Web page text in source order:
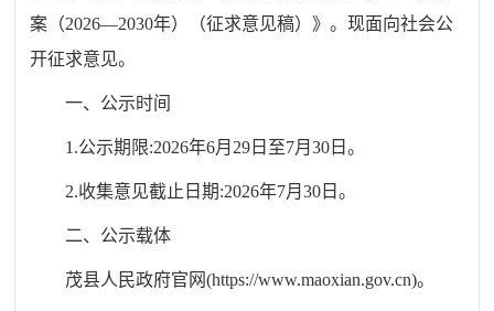
案（2026—2030年）
（征求意见稿）》。现面向社会公
开征求意见。
一、公示时间
1.公示期限:2026年6月 29 日至7月30 日。
2.收集意见截止日期:2026年7月30 日。
二、公示载体
茂县人民政府官网(https://www.maoxian.gov.cn)。